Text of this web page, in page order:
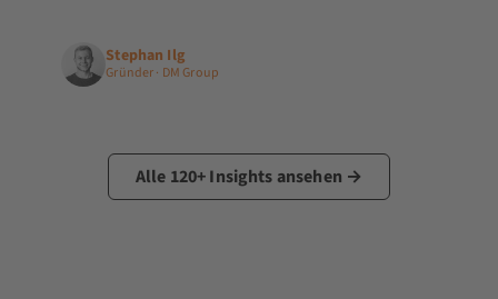
Stephan Ilg
Gründer · DM Group
Alle 120+ Insights ansehen →